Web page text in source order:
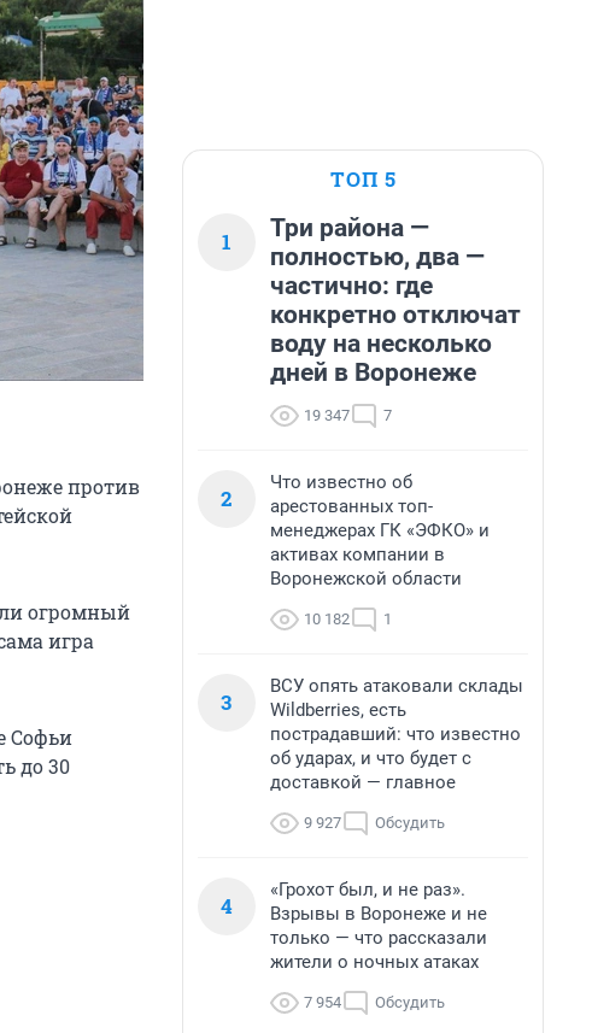
против
огромный
игра
Софьи
до 30
ТОП 5
1
Три района —
полностью, два —
частично: где
конкретно отключат
воду на несколько
дней в Воронеже
19 347 7
2
Что известно об
арестованных топ-
менеджерах ГК «ЭФКО» и
активах компании в
Воронежской области
10 182 1
3
ВСУ опять атаковали склады
Wildberries, есть
пострадавший: что известно
об ударах, и что будет с
доставкой — главное
9 927 Обсудить
4
«Грохот был, и не раз».
Взрывы в Воронеже и не
только — что рассказали
жители о ночных атаках
7 954 Обсудить